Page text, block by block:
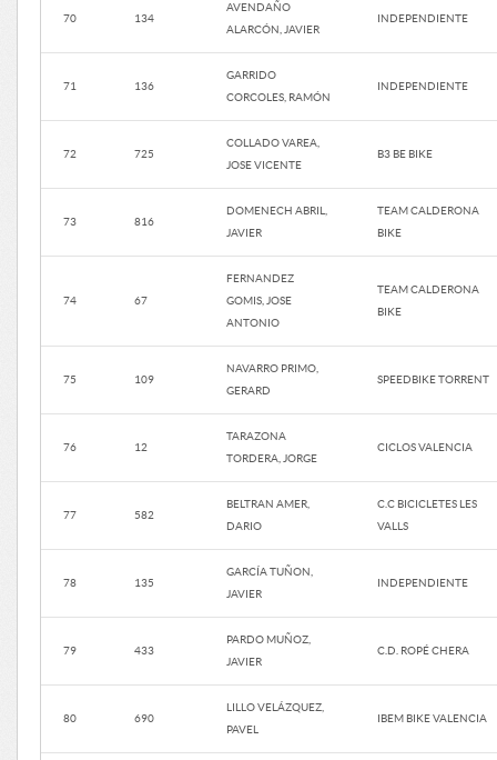
70 134
AVENDAÑO
ALARCÓN, JAVIER
INDEPENDIENTE
71 136
GARRIDO
CORCOLES, RAMÓN
INDEPENDIENTE
72 725
COLLADO VAREA,
JOSE VICENTE
B3 BE BIKE
73 816
DOMENECH ABRIL,
JAVIER
TEAM CALDERONA
BIKE
74 67
FERNANDEZ
GOMIS, JOSE
ANTONIO
TEAM CALDERONA
BIKE
75 109
NAVARRO PRIMO,
GERARD
SPEEDBIKE TORRENT
76 12
TARAZONA
TORDERA, JORGE
CICLOS VALENCIA
77 582
BELTRAN AMER,
DARIO
C.C BICICLETES LES
VALLS
78 135
GARCÍA TUÑON,
JAVIER
INDEPENDIENTE
79 433
PARDO MUÑOZ,
JAVIER
C.D. ROPÉ CHERA
80 690
LILLO VELÁZQUEZ,
PAVEL
IBEM BIKE VALENCIA